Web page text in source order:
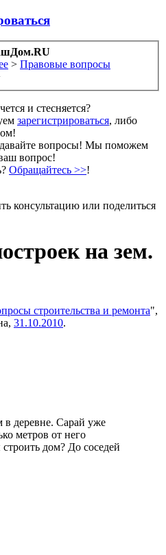
> Правовые вопросы
и стесняется?
зарегистрироваться, либо
вопросы! Мы поможем
вопрос!
Обращайтесь >>!
консультацию или поделиться
на зем.
строительства и ремонта",
, 31.10.2010.
в деревне. Сарай уже
метров от него
дом? До соседей